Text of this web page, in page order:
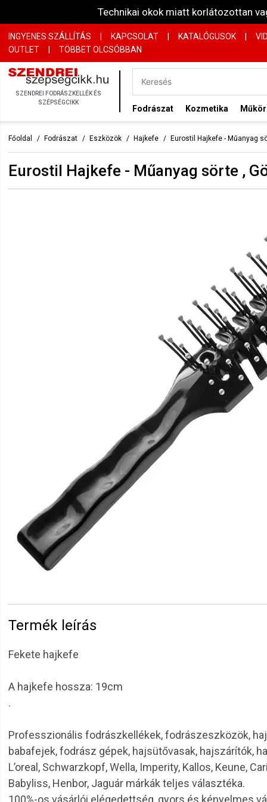
Technikai okok miatt korlátozottan
INGYENES SZÁLLÍTÁS KAPCSOLAT KATALÓGUSOK
OUTLET
| TÖBBET OLCSÓBBAN
SZENDREI FODRÁSZKELLÉK ÉS
SZÉPSÉGCIKK
Fodrászat Kozmetika
Főoldal Fodrászat Eszközök Hajkefe Eurostil Hajkefe - Műanyag
Eurostil Hajkefe - Műanyag sörte ,
Termék leírás
Fekete hajkefe
A hajkefe hossza: 19cm
.
Professzionális fodrászkellékek, fodrászeszközök,
babafejek, fodrász gépek, hajsütővasak, hajszárítók,
L’oreal, Schwarzkopf, Wella, Imperity, Kallos, Keune,
Babyliss, Henbor, Jaguár márkák teljes választéka.
100%-os vásárlói elégedettség, gyors és kényelmes